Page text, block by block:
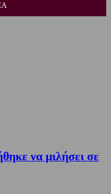
να μιλήσει σε